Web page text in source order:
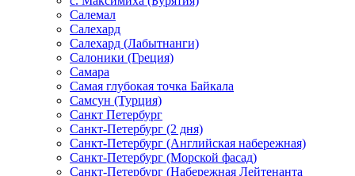
Салемал
Салехард
Салехард (Лабытнанги)
Салоники (Греция)
Самара
Самая глубокая точка Байкала
Самсун (Турция)
Санкт Петербург
Санкт-Петербург (2 дня)
Санкт-Петербург (Английская набережная)
Санкт-Петербург (Морской фасад)
Санкт-Петербург (Набережная Лейтенанта